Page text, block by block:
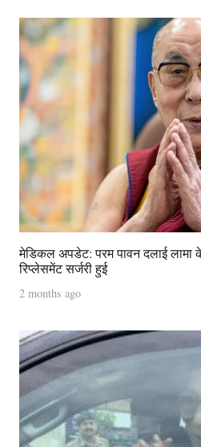
मेडिकल अपडेट: परम पावन दलाई
रिप्लेसमेंट सर्जरी हुई
2 months ago